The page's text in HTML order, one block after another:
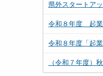
県外スタートア
令和８年度 起業
令和８年度「起
（令和７年度）